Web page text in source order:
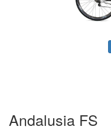
Andalusia FS